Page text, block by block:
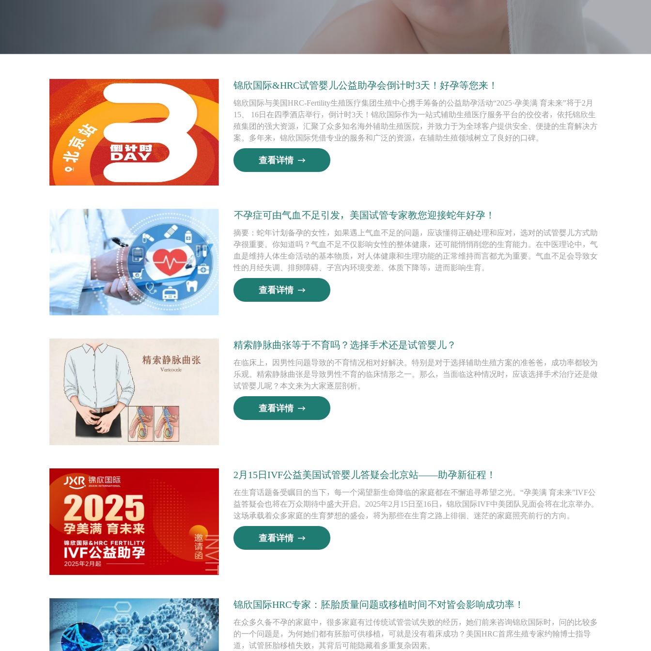
锦欣国际&HRC试管婴儿公益助孕会倒计时3天！好孕等您来！
锦欣国际与美国HRC-Fertility生殖医疗集团生殖中心携手筹备的公益助孕活动“2025·孕美满 育未来”将于2月
15、 16日在四季酒店举行，倒计时3天！锦欣国际作为一站式辅助生殖医疗服务平台的佼佼者，依托锦欣生
殖集团的强大资源，汇聚了众多知名海外辅助生殖医院，并致力于为全球客户提供安全、便捷的生育解决方
案。多年来，锦欣国际凭借专业的服务和广泛的资源，在辅助生殖领域树立了良好的口碑。
查看详情
不孕症可由气血不足引发，美国试管专家教您迎接蛇年好孕！
摘要：蛇年计划备孕的女性，如果遇上气血不足的问题，应该懂得正确处理和应对，选对的试管婴儿方式助
孕很重要。你知道吗？气血不足不仅影响女性的整体健康，还可能悄悄削您的生育能力。在中医理论中，气
血是维持人体生命活动的基本物质，对人体健康和生理功能的正常维持而言都尤为重要。气血不足会导致女
性的月经失调、排卵障碍、子宫内环境变差、体质下降等，进而影响生育。
查看详情
精索静脉曲张等于不育吗？选择手术还是试管婴儿？
在临床上，因男性问题导致的不育情况相对好解决。特别是对于选择辅助生殖方案的准爸爸，成功率都较为
乐观。精索静脉曲张是导致男性不育的临床情形之一。那么，当面临这种情况时，应该选择手术治疗还是做
试管婴儿呢？本文来为大家逐层剖析。
查看详情
2月15日IVF公益美国试管婴儿答疑会北京站——助孕新征程！
在生育话题备受瞩目的当下，每一个渴望新生命降临的家庭都在不懈追寻希望之光。“孕美满 育未来”IVF公
益答疑会也将在万众期待中盛大开启。2025年2月15日至16日，锦欣国际IVF中美团队见面会将在北京举办。
这场承载着众多家庭的生育梦想的盛会，将为那些在生育之路上徘徊、迷茫的家庭照亮前行的方向。
查看详情
锦欣国际HRC专家：胚胎质量问题或移植时间不对皆会影响成功率！
在众多久备不孕的家庭中，很多家庭有过传统试管尝试失败的经历，她们前来咨询锦欣国际时，问的比较多
的一个问题是，为何她们都有胚胎可供移植，可就是没有着床成功？美国HRC首席生殖专家约翰博士指导
道，试管胚胎移植失败，其背后可能隐藏着多重复杂因素。